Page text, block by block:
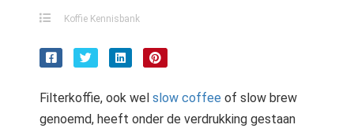
Koffie Kennisbank
Filterkoffie, ook wel slow coffee of slow brew
genoemd, heeft onder de verdrukking gestaan
worden